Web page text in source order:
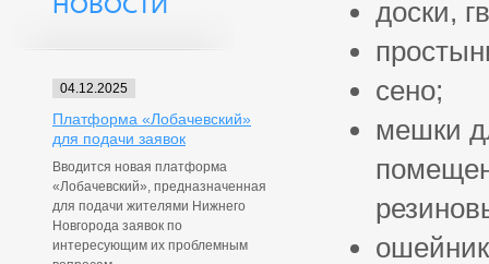
04.12.2025
Платформа «Лобачевский»
для подачи заявок
Вводится новая платформа
«Лобачевский», предназначенная
для подачи жителями Нижнего
Новгорода заявок по
интересующим их проблемным
доски,
сено;
мешки